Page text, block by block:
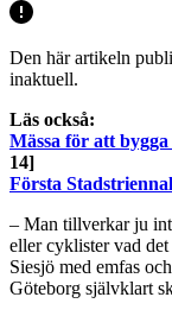
Den här artikeln
inaktuell.
Läs också:
Mässa för att
14]
Första
– Man tillverkar ju
eller cyklister vad
Siesjö med emfas
Göteborg självklart